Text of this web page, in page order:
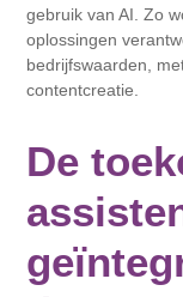
gebruik van AI. Zo
oplossingen
bedrijfswaarden,
contentcreatie.
De